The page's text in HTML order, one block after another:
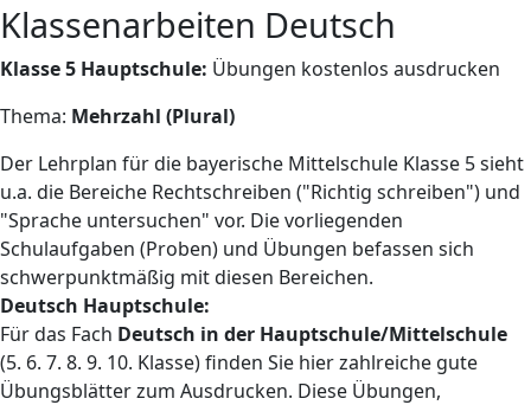
Klassenarbeiten Deutsch
Klasse 5 Hauptschule: Übungen kostenlos ausdrucken
Thema: Mehrzahl (Plural)
Der Lehrplan für die bayerische Mittelschule Klasse 5 sieht
u.a. die Bereiche Rechtschreiben ("Richtig schreiben") und
"Sprache untersuchen" vor. Die vorliegenden
Schulaufgaben (Proben) und Übungen befassen sich
schwerpunktmäßig mit diesen Bereichen.
Deutsch Hauptschule:
Für das Fach Deutsch in der Hauptschule/Mittelschule
(5. 6. 7. 8. 9. 10. Klasse) finden Sie hier zahlreiche gute
Übungsblätter zum Ausdrucken. Diese Übungen,